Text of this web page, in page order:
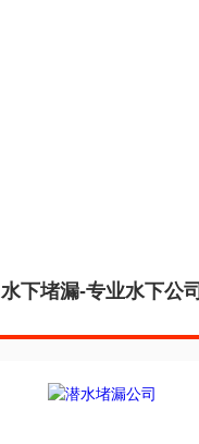
水下堵漏-专业水下公司